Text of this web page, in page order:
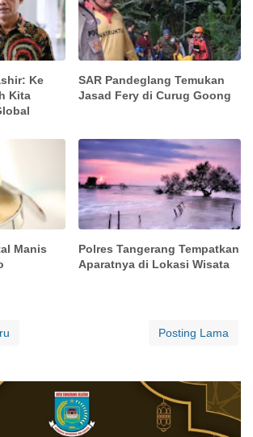
Ke
Kita
SAR Pandeglang Temukan
Jasad Fery di Curug Goong
Manis
Polres Tangerang Tempatkan
Aparatnya di Lokasi Wisata
Posting Lama